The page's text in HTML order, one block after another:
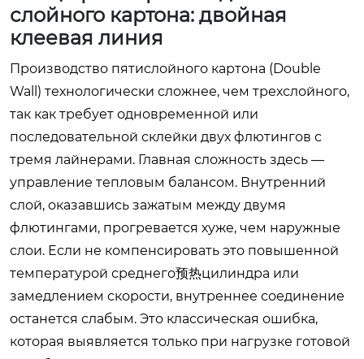
слойного картона: двойная
клеевая линия
Производство пятислойного картона (Double
Wall) технологически сложнее, чем трехслойного,
так как требует одновременной или
последовательной склейки двух флютингов с
тремя лайнерами. Главная сложность здесь —
управление тепловым балансом. Внутренний
слой, оказавшись зажатым между двумя
флютингами, прогревается хуже, чем наружные
слои. Если не компенсировать это повышенной
температурой среднего预热цилиндра или
замедлением скорости, внутреннее соединение
останется слабым. Это классическая ошибка,
которая выявляется только при нагрузке готовой